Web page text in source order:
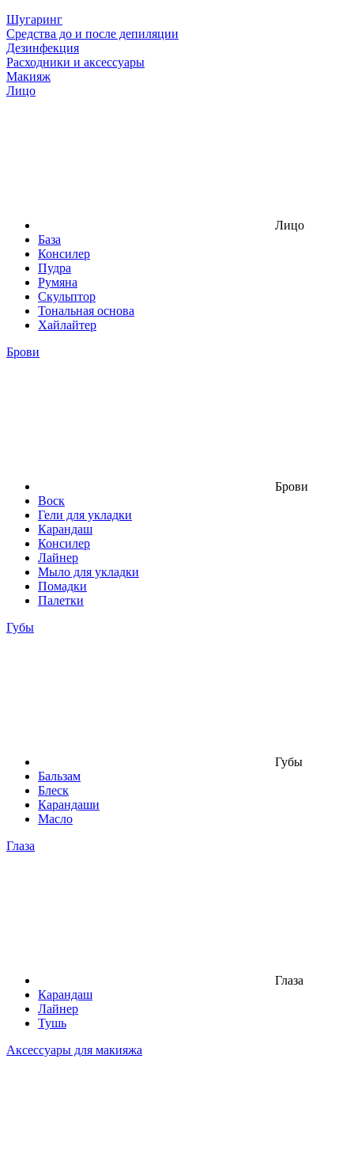
Шугаринг
Средства до и после депиляции
Дезинфекция
Расходники и аксессуары
Макияж
Лицо
Лицо
База
Консилер
Пудра
Румяна
Скульптор
Тональная основа
Хайлайтер
Брови
Брови
Воск
Гели для укладки
Карандаш
Консилер
Лайнер
Мыло для укладки
Помадки
Палетки
Губы
Губы
Бальзам
Блеск
Карандаши
Масло
Глаза
Глаза
Карандаш
Лайнер
Тушь
Аксессуары для макияжа